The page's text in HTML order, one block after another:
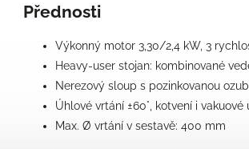
Přednosti
Výkonný motor 3,30/2,4 kW, 3
Heavy-user stojan: kombinované
Nerezový sloup s pozinkovanou
Úhlové vrtání ±60°, kotvení i vakuové
Max. Ø vrtání v sestavě: 400 mm